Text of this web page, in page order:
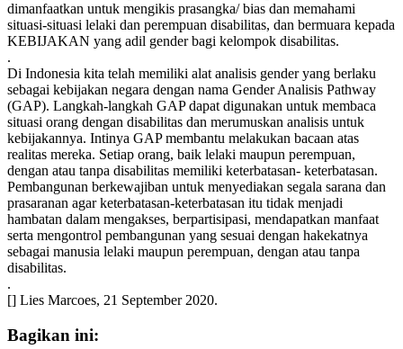
dimanfaatkan untuk mengikis prasangka/ bias dan memahami
situasi-situasi lelaki dan perempuan disabilitas, dan bermuara kepada
KEBIJAKAN yang adil gender bagi kelompok disabilitas.
.
Di Indonesia kita telah memiliki alat analisis gender yang berlaku
sebagai kebijakan negara dengan nama Gender Analisis Pathway
(GAP). Langkah-langkah GAP dapat digunakan untuk membaca
situasi orang dengan disabilitas dan merumuskan analisis untuk
kebijakannya. Intinya GAP membantu melakukan bacaan atas
realitas mereka. Setiap orang, baik lelaki maupun perempuan,
dengan atau tanpa disabilitas memiliki keterbatasan- keterbatasan.
Pembangunan berkewajiban untuk menyediakan segala sarana dan
prasaranan agar keterbatasan-keterbatasan itu tidak menjadi
hambatan dalam mengakses, berpartisipasi, mendapatkan manfaat
serta mengontrol pembangunan yang sesuai dengan hakekatnya
sebagai manusia lelaki maupun perempuan, dengan atau tanpa
disabilitas.
.
[] Lies Marcoes, 21 September 2020.
Bagikan ini: